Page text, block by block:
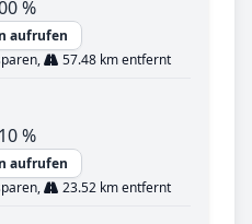
%
aufrufen
57.48 km entfernt
%
aufrufen
23.52 km entfernt